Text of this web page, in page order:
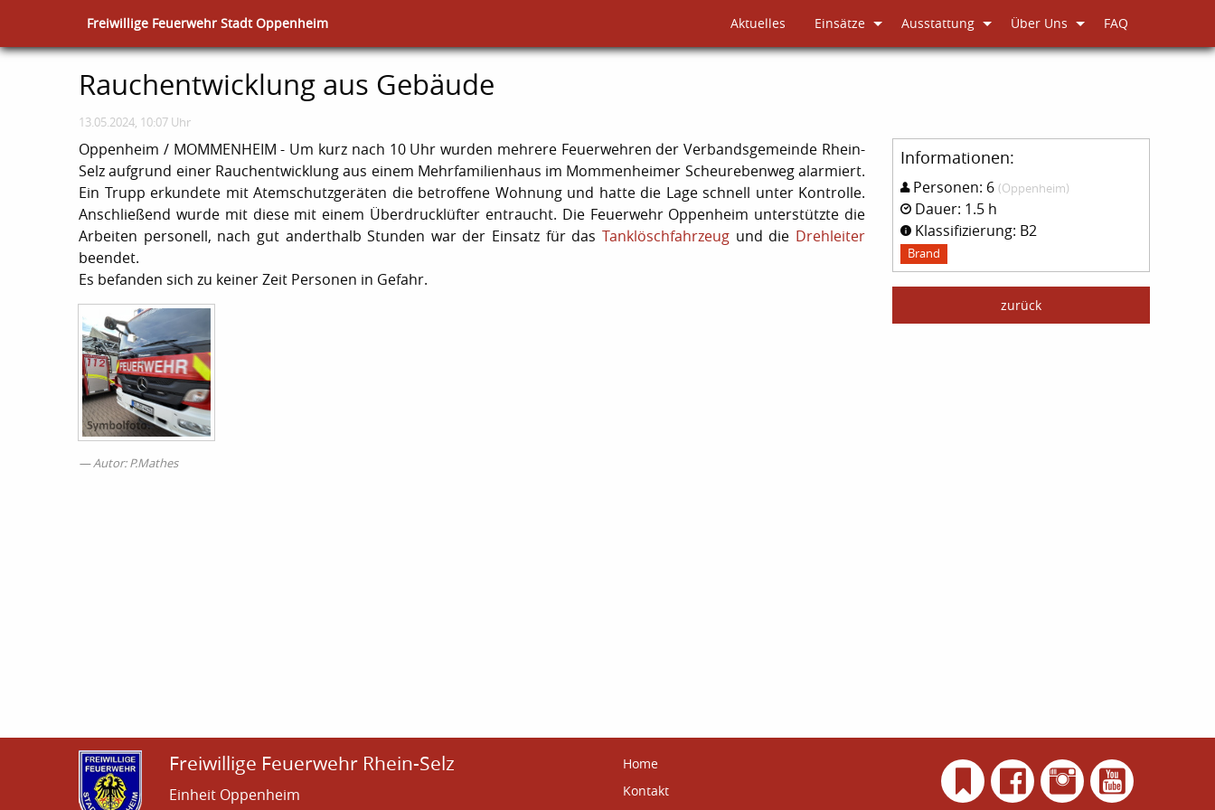
Freiwillige Feuerwehr Stadt Oppenheim Aktuelles Einsätze Ausstattung Über Uns FAQ
Rauchentwicklung aus Gebäude
13.05.2024, 10:07 Uhr
Oppenheim / MOMMENHEIM - Um kurz nach 10 Uhr wurden mehrere Feuerwehren der Verbandsgemeinde Rhein-
Selz aufgrund einer Rauchentwicklung aus einem Mehrfamilienhaus im Mommenheimer Scheurebenweg alarmiert.
Ein Trupp erkundete mit Atemschutzgeräten die betroffene Wohnung und hatte die Lage schnell unter Kontrolle.
Anschließend wurde mit diese mit einem Überdrucklüfter entraucht. Die Feuerwehr Oppenheim unterstützte die
Arbeiten personell, nach gut anderthalb Stunden war der Einsatz für dasTanklöschfahrzeug und die Drehleiter
beendet.
Es befanden sich zu keiner Zeit Personen in Gefahr.
Autor: P.Mathes
Informationen:
Personen: 6 (Oppenheim)
Dauer: 1.5 h
Klassifizierung: B2
Brand
zurück
Freiwillige Feuerwehr Rhein-Selz
Einheit Oppenheim
Home
Kontakt